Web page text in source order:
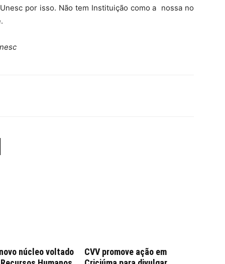
por isso. Não tem Instituição como a nossa no
núcleo voltado
CVV promove ação em